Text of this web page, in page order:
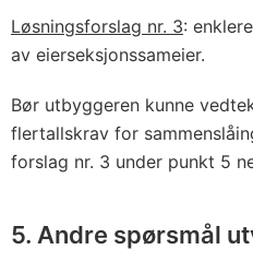
Løsningsforslag nr. 3:
av eierseksjonssameier.
Bør utbyggeren kunne
flertallskrav for
forslag nr. 3 under punkt 5
5. Andre spørsmål